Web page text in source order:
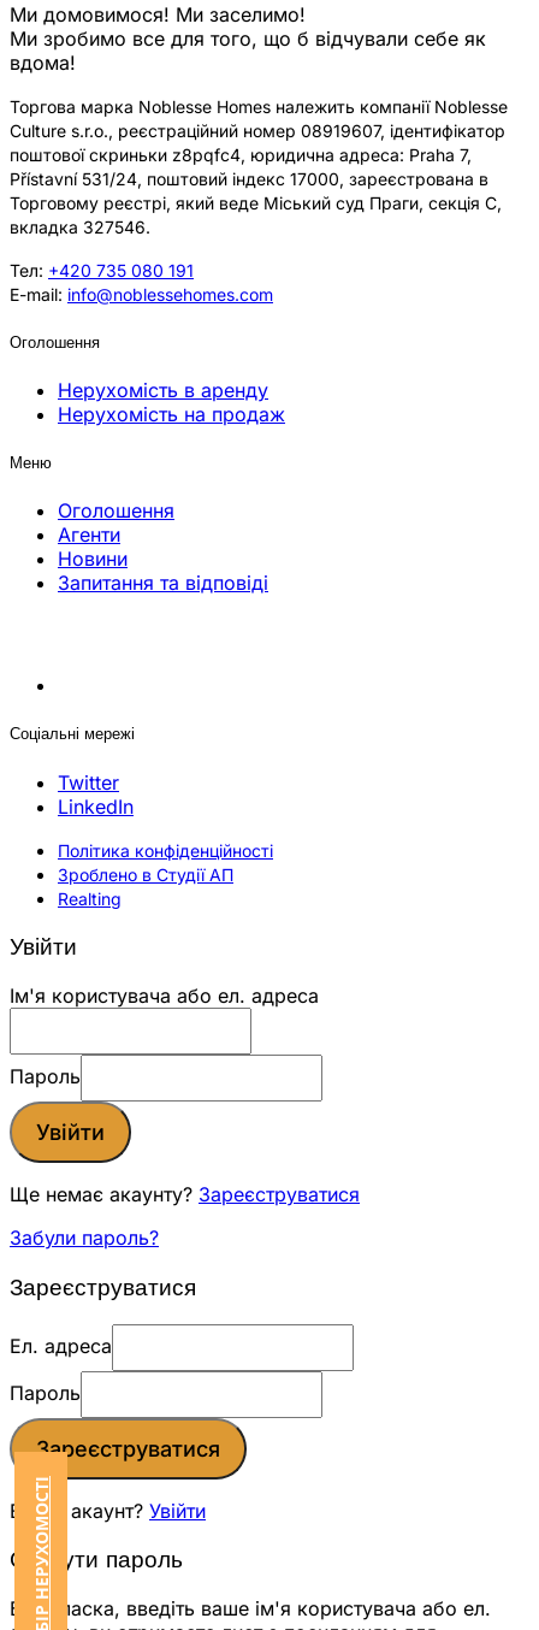
Ми домовимося! Ми заселимо!
Ми зробимо все для того, що б відчували себе як
вдома!
Торгова марка Noblesse Homes належить компанії Noblesse
Culture s.r.o., реєстраційний номер 08919607, ідентифікатор
поштової скриньки z8pqfc4, юридична адреса: Praha 7,
Přístavní 531/24, поштовий індекс 17000, зареєстрована в
Торговому реєстрі, який веде Міський суд Праги, секція C,
вкладка 327546.
Тел: +420 735 080 191
E-mail: info@noblessehomes.com
Оголошення
Нерухомість в аренду
Нерухомість на продаж
Меню
Оголошення
Агенти
Новини
Запитання та відповіді
Соціальні мережі
Twitter
LinkedIn
Політика конфіденційності
Зроблено в Студії АП
Realting
Увійти
Ім'я користувача або ел. адреса
Пароль
Увійти
Ще немає акаунту? Зареєструватися
Забули пароль?
Зареєструватися
Ел. адреса
Пароль
Зареєструватися
Вже є акаунт? Увійти
Скинути пароль
Будь ласка, введіть ваше ім'я користувача або ел.